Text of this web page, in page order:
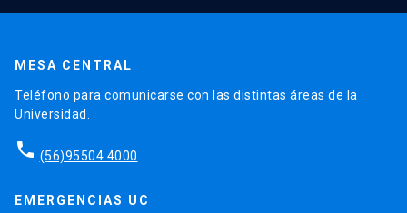
MESA CENTRAL
Teléfono para comunicarse con las distintas áreas de la
Universidad.
phone (56)95504 4000
EMERGENCIAS UC